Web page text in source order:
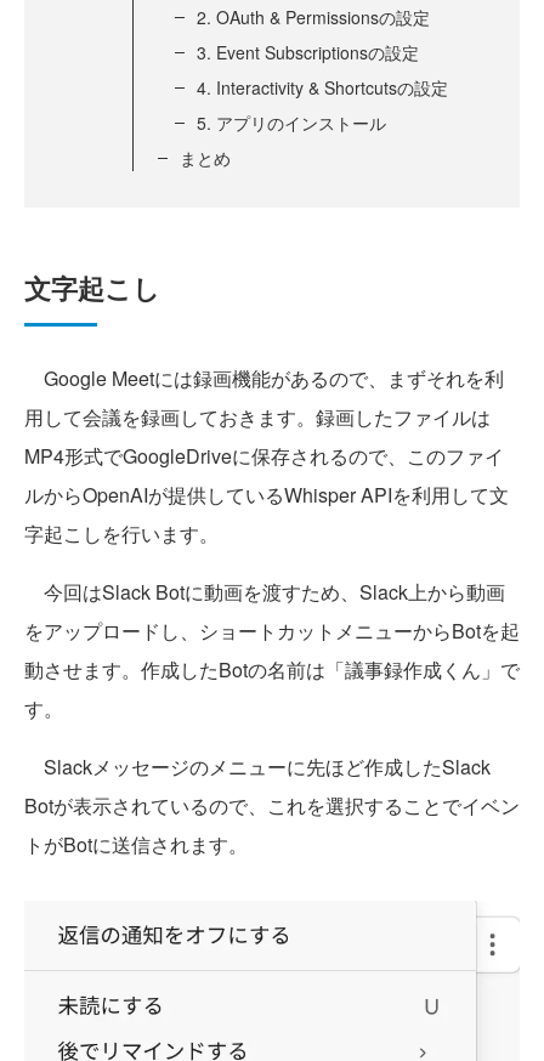
2. OAuth & Permissionsの設定
3. Event Subscriptionsの設定
4. Interactivity & Shortcutsの設定
5. アプリのインストール
まとめ
文字起こし
Google Meetには録画機能があるので、まずそれを利
用して会議を録画しておきます。録画したファイルは
MP4形式でGoogleDriveに保存されるので、このファイ
ルからOpenAIが提供しているWhisper APIを利用して文
字起こしを行います。
今回はSlack Botに動画を渡すため、Slack上から動画
をアップロードし、ショートカットメニューからBotを起
動させます。作成したBotの名前は「議事録作成くん」で
す。
Slackメッセージのメニューに先ほど作成したSlack
Botが表示されているので、これを選択することでイベン
トがBotに送信されます。